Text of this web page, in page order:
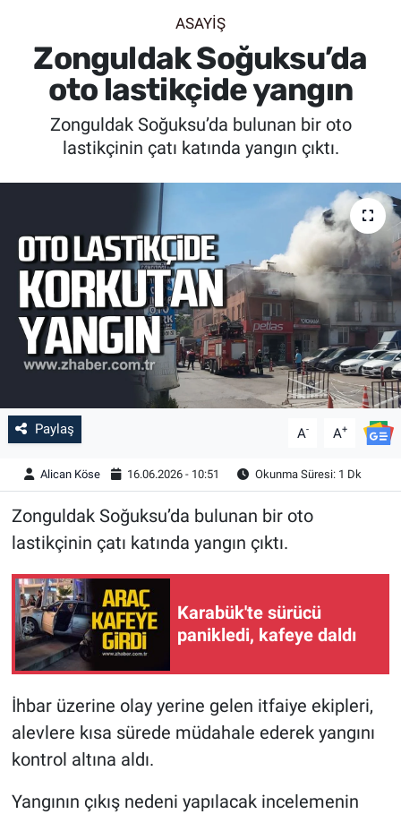
ASAYİŞ
Zonguldak Soğuksu’da
oto lastikçide yangın
Zonguldak Soğuksu’da bulunan bir oto
lastikçinin çatı katında yangın çıktı.
Paylaş A- A+
Alican Köse 16.06.2026 - 10:51 Okunma Süresi: 1 Dk
Zonguldak Soğuksu’da bulunan bir oto
lastikçinin çatı katında yangın çıktı.
Karabük'te sürücü
panikledi, kafeye daldı
İhbar üzerine olay yerine gelen itfaiye ekipleri,
alevlere kısa sürede müdahale ederek yangını
kontrol altına aldı.
Yangının çıkış nedeni yapılacak incelemenin
SPOR
SAĞLIK